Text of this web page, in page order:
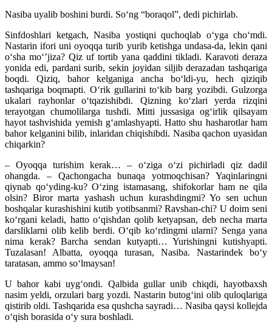
Nasiba uyalib boshini burdi. So‘ng “boraqol”, dedi pichirlab.
Sinfdoshlari ketgach, Nasiba yostiqni quchoqlab o‘yga cho‘mdi.
Nastarin ifori uni oyoqqa turib yurib ketishga undasa-da, lekin qani
o‘sha mo‘’jiza? Qiz uf tortib yana qaddini tikladi. Karavoti deraza
yonida edi, pardani surib, sekin joyidan siljib derazadan tashqariga
boqdi. Qiziq, bahor kelganiga ancha bo‘ldi-yu, hech qiziqib
tashqariga boqmapti. O‘rik gullarini to‘kib barg yozibdi. Gulzorga
ukalari rayhonlar o‘tqazishibdi. Qizning ko‘zlari yerda rizqini
terayotgan chumolilarga tushdi. Mitti jussasiga og‘irlik qilsayam
hayot tashvishida yemish g‘amlashyapti. Hatto shu hasharotlar ham
bahor kelganini bilib, inlaridan chiqishibdi. Nasiba qachon uyasidan
chiqarkin?
– Oyoqqa turishim kerak… – o‘ziga o‘zi pichirladi qiz dadil
ohangda. – Qachongacha bunaqa yotmoqchisan? Yaqinlaringni
qiynab qo‘yding-ku? O‘zing istamasang, shifokorlar ham ne qila
olsin? Biror marta yashash uchun kurashdingmi? Yo sen uchun
boshqalar kurashishini kutib yotibsanmi? Ravshan-chi? U doim seni
ko‘rgani keladi, hatto o‘qishdan qolib ketyapsan, deb necha marta
darsliklarni olib kelib berdi. O‘qib ko‘rdingmi ularni? Senga yana
nima kerak? Barcha sendan kutyapti… Yurishingni kutishyapti.
Tuzalasan! Albatta, oyoqqa turasan, Nasiba. Nastarindek bo‘y
taratasan, ammo so‘lmaysan!
U bahor kabi uyg‘ondi. Qalbida gullar unib chiqdi, hayotbaxsh
nasim yeldi, orzulari barg yozdi. Nastarin butog‘ini olib quloqlariga
qistirib oldi. Tashqarida esa qushcha sayradi… Nasiba qaysi kollejda
o‘qish borasida o‘y sura boshladi.